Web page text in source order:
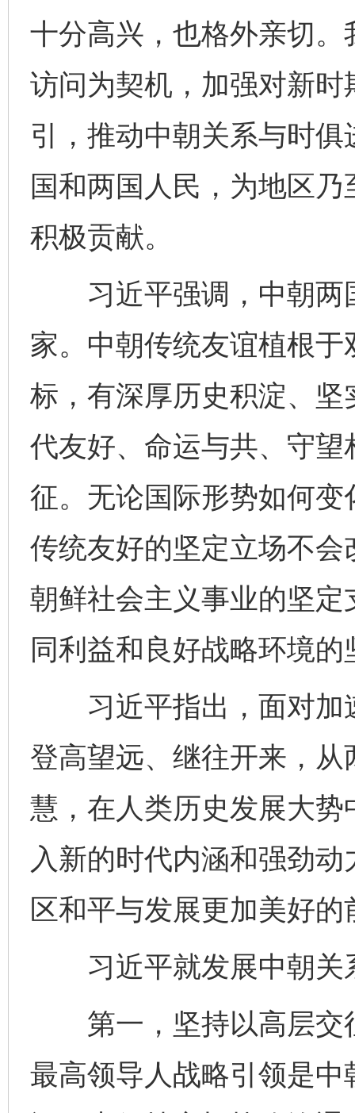
十分高兴，也格外亲切
访问为契机，加强对新
引，推动中朝关系与时
国和两国人民，为地区
积极贡献。
习近平强调，中朝两
家。中朝传统友谊植根
标，有深厚历史积淀、
代友好、命运与共、守
征。无论国际形势如何
传统友好的坚定立场不
朝鲜社会主义事业的坚
同利益和良好战略环境
习近平指出，面对加
登高望远、继往开来，
慧，在人类历史发展大
入新的时代内涵和强劲
区和平与发展更加美好的
习近平就发展中朝关
第一，坚持以高层交
最高领导人战略引领是